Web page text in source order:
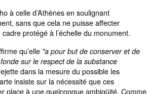
à celle d’Athènes en soulignant
sans que cela ne puisse affecter
protégé à l’échelle du monument.
qu’elle "a pour but de conserver et de
sur le respect de la substance
dans la mesure du possible les
insiste sur la nécessité que ces
place à une quelconque ambigüité. Comme